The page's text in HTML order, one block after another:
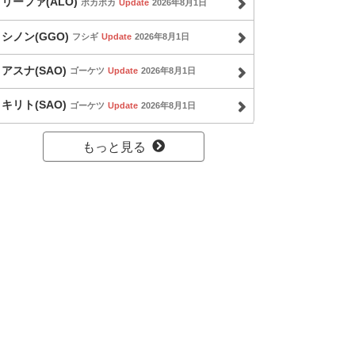
ポカポカ Update 2026年8月1日
シノン(GGO) フシギ Update 2026年8月1日
アスナ(SAO) ゴーケツ Update 2026年8月1日
キリト(SAO) ゴーケツ Update 2026年8月1日
もっと見る